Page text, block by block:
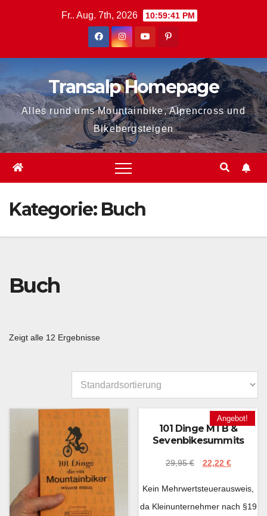
Fr.. Aug. 7th, 2026 10:59:41 PM
Transalp Homepage
Alles rund ums Mountainbike, Alpencross und
Bikebergsteigen
Kategorie: Buch
Buch
Zeigt alle 12 Ergebnisse
Angebot!
101 Dinge MTB &
Sevenbikesummits
29,95€ 22,22 €
Kein Mehrwertsteuerausweis,
da Kleinunternehmer nach §19